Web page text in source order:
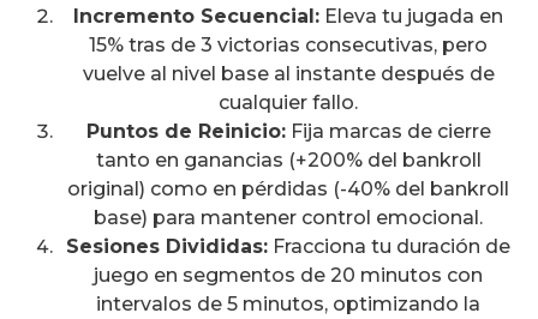
Incremento Secuencial: Eleva tu jugada en
15% tras de 3 victorias consecutivas, pero
vuelve al nivel base al instante después de
cualquier fallo.
Puntos de Reinicio:Fija marcas de cierre
tanto en ganancias (+200% del bankroll
original) como en pérdidas (-40% del bankroll
base) para mantener control emocional.
Sesiones Divididas: Fracciona tu duración de
juego en segmentos de 20 minutos con
intervalos de 5 minutos, optimizando la